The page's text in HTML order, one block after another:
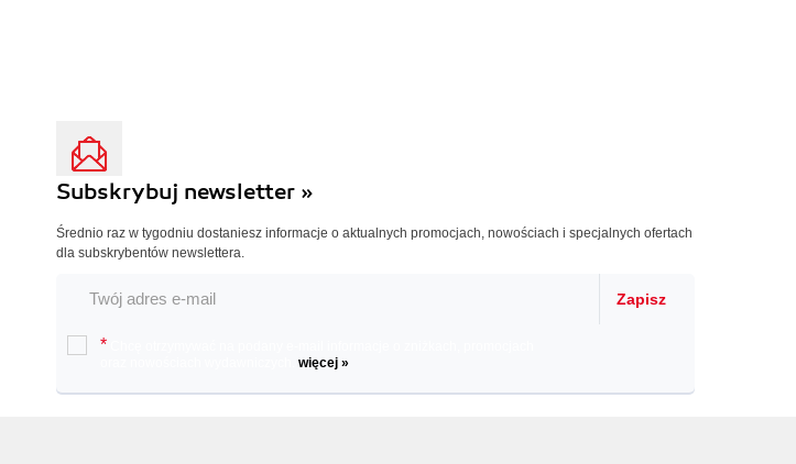
Subskrybuj newsletter »
Średnio raz w tygodniu dostaniesz informacje o aktualnych promocjach, nowościach i specjalnych ofertach
dla subskrybentów newslettera.
Zapisz
*
więcej »